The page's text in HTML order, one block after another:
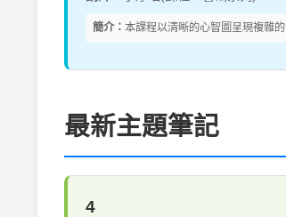
簡介： 本課程以清晰的心智圖呈現複雜
最新主題筆記
4